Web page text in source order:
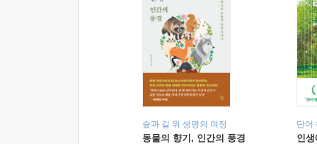
숲과 길 위 생명의 여정
동물의 향기, 인간의 풍경
단어
인